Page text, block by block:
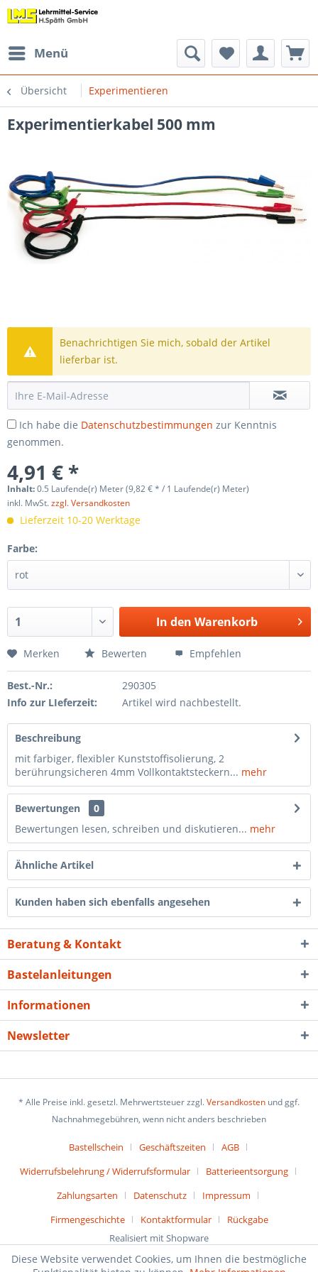
Menü
Übersicht Experimentieren
Experimentierkabel 500 mm
Benachrichtigen Sie mich, sobald der Artikel
lieferbar ist.
Ich habe die Datenschutzbestimmungen zur Kenntnis
genommen.
4,91 € *
Inhalt:0.5 Laufende(r) Meter (9,82 € * / 1 Laufende(r) Meter)
inkl. MwSt.zzgl. Versandkosten
Lieferzeit 10-20 Werktage
Farbe:
In den Warenkorb
Merken Bewerten Empfehlen
Best.-Nr.:
290305
Info zur LIeferzeit:
Artikel wird nachbestellt.
Beschreibung
mit farbiger, flexibler Kunststoffisolierung, 2
berührungsicheren 4mm Vollkontaktsteckern... mehr
Bewertungen
0
Bewertungen lesen, schreiben und diskutieren... mehr
Ähnliche Artikel
Kunden haben sich ebenfalls angesehen
Beratung & Kontakt
Bastelanleitungen
Informationen
Newsletter
* Alle Preise inkl. gesetzl. Mehrwertsteuer zzgl.Versandkosten und ggf.
Nachnahmegebühren, wenn nicht anders beschrieben
Bastellschein Geschäftszeiten
AGB
Widerrufsbelehrung / Widerrufsformular
Batterieentsorgung
Zahlungsarten
Datenschutz
Impressum
Firmengeschichte
Kontaktformular
Rückgabe
Realisiert mit Shopware
Diese Website verwendet Cookies, um Ihnen die bestmögliche